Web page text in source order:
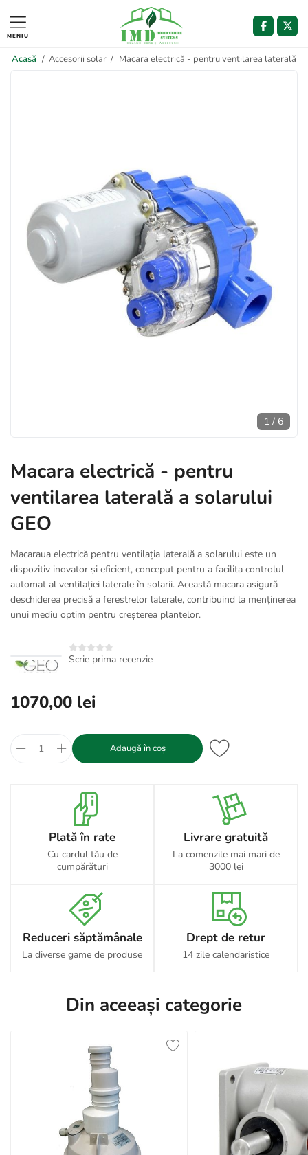
MENIU
Acasă / Accesorii solar / Macara electrică - pentru ventilarea laterală a
1 / 6
Macara electrică - pentru
ventilarea laterală a solarului
GEO
Macaraua electrică pentru ventilația laterală a solarului este un
dispozitiv inovator și eficient, conceput pentru a facilita controlul
automat al ventilației laterale în solarii. Această macara asigură
deschiderea precisă a ferestrelor laterale, contribuind la menținerea
unui mediu optim pentru creșterea plantelor.
Scrie prima recenzie
1070,00 lei
Adaugă în coș
Plată în rate
Cu cardul tău de
cumpărături
Livrare gratuită
La comenzile mai mari de
3000 lei
Reduceri săptămânale
La diverse game de produse
Drept de retur
14 zile calendaristice
Din aceeași categorie